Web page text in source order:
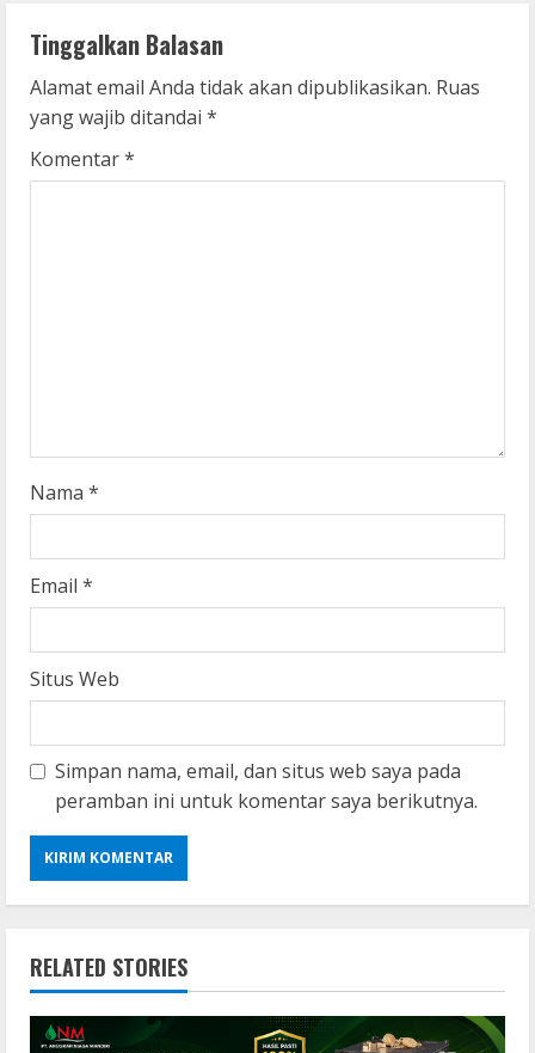
n
u
e
R
g
Tinggalkan Balasan
Alamat email Anda tidak akan dipublikasikan. Ruas
yang wajib ditandai *
Komentar*
Nama *
Email *
Situs Web
Simpan nama, email, dan situs web saya pada
peramban ini untuk komentar saya berikutnya.
RELATED STORIES